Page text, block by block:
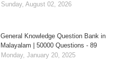
Sunday, August 02, 2026
General Knowledge Question Bank in
Malayalam | 50000 Questions - 89
Monday, January 20, 2025